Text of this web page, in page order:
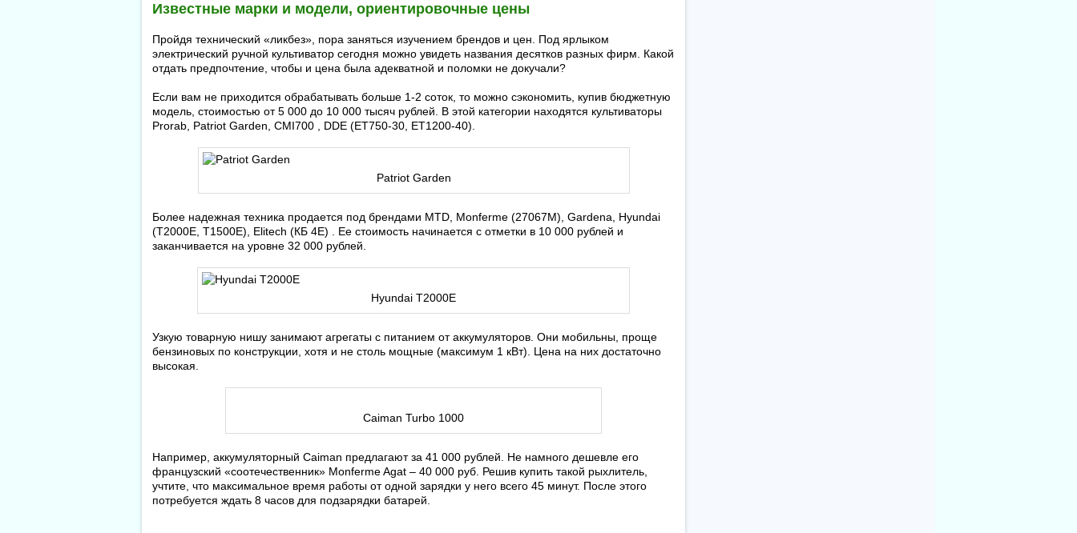
Известные марки и модели, ориентировочные цены
Пройдя технический «ликбез», пора заняться изучением брендов и цен. Под ярлыком
электрический ручной культиватор сегодня можно увидеть названия десятков разных фирм. Какой
отдать предпочтение, чтобы и цена была адекватной и поломки не докучали?
Если вам не приходится обрабатывать больше 1-2 соток, то можно сэкономить, купив бюджетную
модель, стоимостью от 5 000 до 10 000 тысяч рублей. В этой категории находятся культиваторы
Prorab, Patriot Garden, CMI700 , DDE (ET750-30, ET1200-40).
Patriot Garden
Более надежная техника продается под брендами MTD, Monferme (27067M), Gardena, Hyundai
(T2000E, T1500E), Elitech (КБ 4Е) . Ее стоимость начинается с отметки в 10 000 рублей и
заканчивается на уровне 32 000 рублей.
Hyundai T2000E
Узкую товарную нишу занимают агрегаты с питанием от аккумуляторов. Они мобильны, проще
бензиновых по конструкции, хотя и не столь мощные (максимум 1 кВт). Цена на них достаточно
высокая.
Caiman Turbo 1000
Например, аккумуляторный Caiman предлагают за 41 000 рублей. Не намного дешевле его
французский «соотечественник» Monferme Agat – 40 000 руб. Решив купить такой рыхлитель,
учтите, что максимальное время работы от одной зарядки у него всего 45 минут. После этого
потребуется ждать 8 часов для подзарядки батарей.